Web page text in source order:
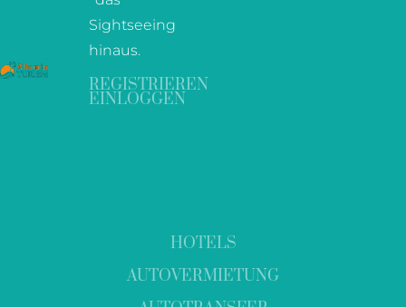
Sightseeing
hinaus.
REGISTRIEREN
EINLOGGEN
HOTELS
AUTOVERMIETUNG